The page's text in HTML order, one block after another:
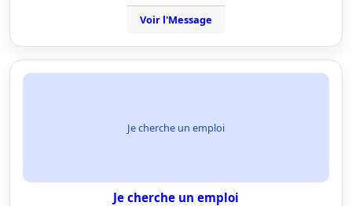
Voir l'Message
Je cherche un emploi
Je cherche un emploi